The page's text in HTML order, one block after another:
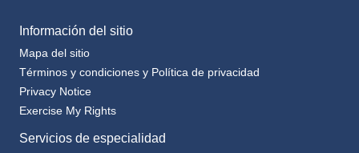
Información del sitio
Mapa del sitio
Términos y condiciones y Política de privacidad
Privacy Notice
Exercise My Rights
Servicios de especialidad